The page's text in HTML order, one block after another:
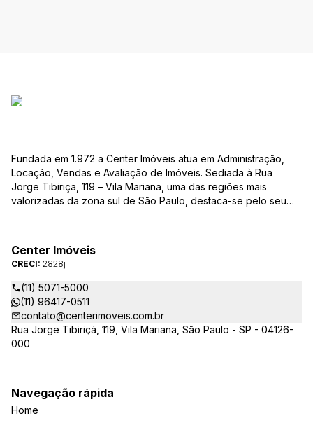
Fundada em 1.972 a Center Imóveis atua em Administração,
Locação, Vendas e Avaliação de Imóveis. Sediada à Rua
Jorge Tibiriça, 119 – Vila Mariana, uma das regiões mais
valorizadas da zona sul de São Paulo, destaca-se pelo seu
atuantes imobiliárias da região, credenciada junto ao Conselho
Regional dos Corretores de Imóveis (CRECI) e associada ao
Sindicato das Empresas de Compra, Venda, Locação e
Administração de Imóveis Residenciais e Comerciais de São
Paulo (SECOVI).
Center Imóveis
CRECI: 2828j
(11) 5071-5000
(11) 96417-0511
contato@centerimoveis.com.br
Rua Jorge Tibiriçá, 119, Vila Mariana, São Paulo - SP - 04126-
000
Navegação rápida
Home